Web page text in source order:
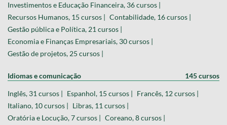
Investimentos e Educação Financeira, 36 cursos |
Recursos Humanos, 15 cursos | Contabilidade, 16 cursos |
Gestão pública e Política, 21 cursos |
Economia e Finanças Empresariais, 30 cursos |
Gestão de projetos, 25 cursos |
Idiomas e comunicação 145 cursos
Inglês, 31 cursos | Espanhol, 15 cursos | Francês, 12 cursos |
Italiano, 10 cursos | Libras, 11 cursos |
Oratória e Locução, 7 cursos | Coreano, 8 cursos |